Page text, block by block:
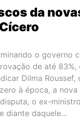
da
o governo
de até 83%,
Dilma Roussef,
à época, a nova
o ex-
diante daquele…